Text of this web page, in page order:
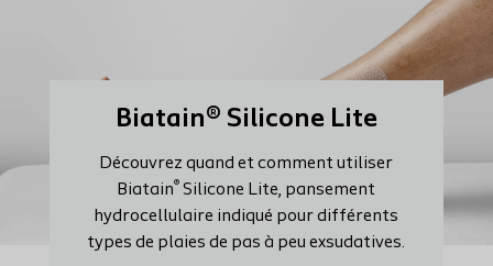
Biatain® Silicone Lite
Découvrez quand et comment utiliser
Biatain® Silicone Lite, pansement
hydrocellulaire indiqué pour différents
types de plaies de pas à peu exsudatives.